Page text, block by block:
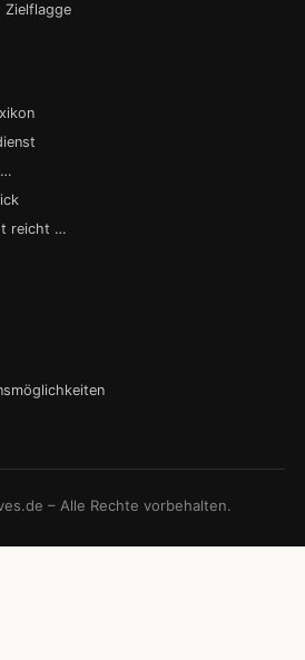
Zielflagge
reicht …
– Alle Rechte vorbehalten.